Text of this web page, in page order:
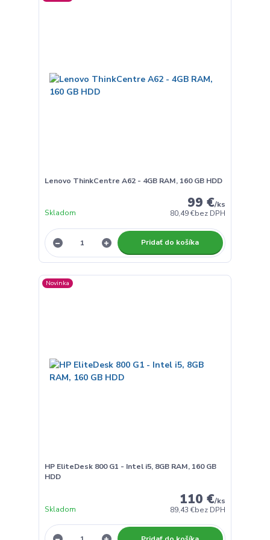
Lenovo ThinkCentre A62 - 4GB RAM, 160 GB HDD
99 €/ks
80,49 €bez DPH
Skladom
Pridať do košíka
Novinka
HP EliteDesk 800 G1 - Intel i5, 8GB RAM, 160 GB
HDD
110 €/ks
89,43 €bez DPH
Skladom